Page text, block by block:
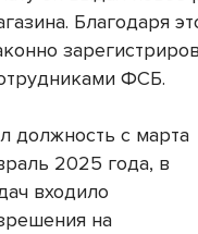
Благодаря
ФСБ.
должность с марта
2025 года, в
входило
на